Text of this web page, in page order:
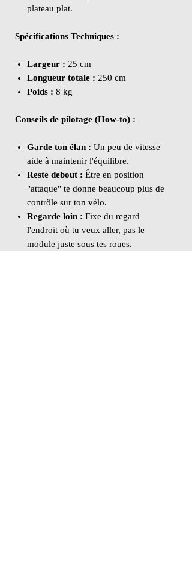
plateau plat.
Spécifications Techniques :
Largeur : 25 cm
Longueur totale : 250 cm
Poids : 8 kg
Conseils de pilotage (How-to) :
Garde ton élan : Un peu de vitesse
aide à maintenir l'équilibre.
Reste debout : Être en position
"attaque" te donne beaucoup plus de
contrôle sur ton vélo.
Regarde loin : Fixe du regard
l'endroit où tu veux aller, pas le
module juste sous tes roues.